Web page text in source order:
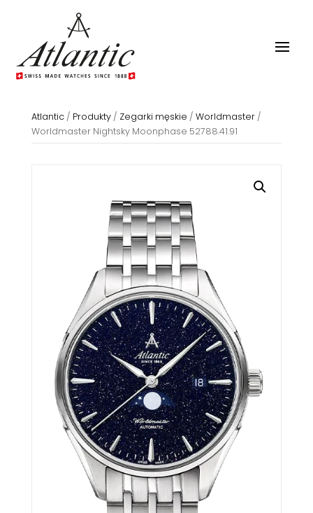
Atlantic/ Produkty/ Zegarki męskie / Worldmaster/
Worldmaster Nightsky Moonphase 52788.41.91